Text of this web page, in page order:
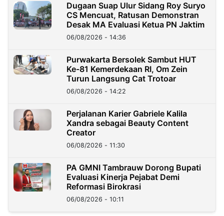
Dugaan Suap Ulur Sidang Roy Suryo
CS Mencuat, Ratusan Demonstran
Desak MA Evaluasi Ketua PN Jaktim
06/08/2026 - 14:36
Purwakarta Bersolek Sambut HUT
Ke-81 Kemerdekaan RI, Om Zein
Turun Langsung Cat Trotoar
06/08/2026 - 14:22
Perjalanan Karier Gabriele Kalila
Xandra sebagai Beauty Content
Creator
06/08/2026 - 11:30
PA GMNI Tambrauw Dorong Bupati
Evaluasi Kinerja Pejabat Demi
Reformasi Birokrasi
06/08/2026 - 10:11